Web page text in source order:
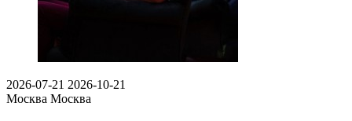
2026-07-21 2026-10-21
Москва Москва